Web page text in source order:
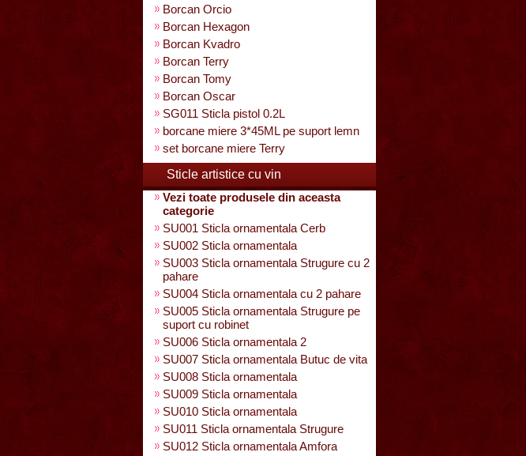
Borcan Orcio
Borcan Hexagon
Borcan Kvadro
Borcan Terry
Borcan Tomy
Borcan Oscar
SG011 Sticla pistol 0.2L
borcane miere 3*45ML pe suport lemn
set borcane miere Terry
Sticle artistice cu vin
Vezi toate produsele din aceasta
categorie
SU001 Sticla ornamentala Cerb
SU002 Sticla ornamentala
SU003 Sticla ornamentala Strugure cu 2
pahare
SU004 Sticla ornamentala cu 2 pahare
SU005 Sticla ornamentala Strugure pe
suport cu robinet
SU006 Sticla ornamentala 2
SU007 Sticla ornamentala Butuc de vita
SU008 Sticla ornamentala
SU009 Sticla ornamentala
SU010 Sticla ornamentala
SU011 Sticla ornamentala Strugure
SU012 Sticla ornamentala Amfora